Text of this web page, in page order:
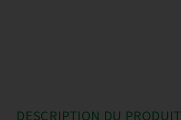
DESCRIPTION DU PRODUIT